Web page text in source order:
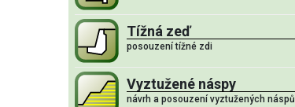
Tížná zeď
posouzení tížné zdi
Vyztužené náspy
návrh a posouzení vyztužených náspů